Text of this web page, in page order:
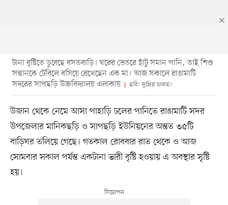
টানা বৃষ্টিতে ডুবেছে বসতবাড়ি। ঘরের ভেতরে হাঁটু সমান পানি, তাই শিশু
সন্তানকে টেবিলে বসিয়ে রেখেছেন এক মা। আজ সকালে রাঙামাটি
সদরের সাপছড়ি উচ্চবিদ্যালয় এলাকায়
ছবি: সুপ্রিয় চাকম।
উজান থেকে নেমে আসা পাহাড়ি ঢলের পানিতে রাঙামাটি সদর
উপজেলার মানিকছড়ি ও সাপছড়ি ইউনিয়নের অন্তত ৩৫টি
বাড়িঘর তলিয়ে গেছে। গতকাল রোববার রাত থেকে ও আজ
সোমবার সকাল পর্যন্ত একটানা ভারী বৃষ্টি হওয়ায় এ অবস্থার সৃষ্টি
হয়।